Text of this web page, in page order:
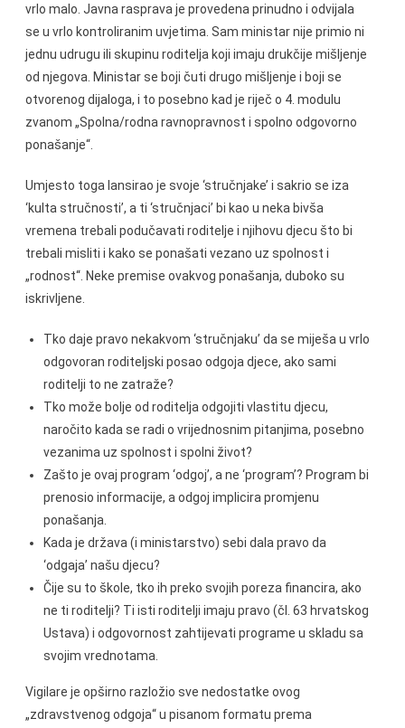
vrlo malo. Javna rasprava je provedena prinudno i odvijala
se u vrlo kontroliranim uvjetima. Sam ministar nije primio ni
jednu udrugu ili skupinu roditelja koji imaju drukčije mišljenje
od njegova. Ministar se boji čuti drugo mišljenje i boji se
otvorenog dijaloga, i to posebno kad je riječ o 4. modulu
zvanom „Spolna/rodna ravnopravnost i spolno odgovorno
ponašanje“.
Umjesto toga lansirao je svoje ‘stručnjake’ i sakrio se iza
‘kulta stručnosti’, a ti ‘stručnjaci’ bi kao u neka bivša
vremena trebali podučavati roditelje i njihovu djecu što bi
trebali misliti i kako se ponašati vezano uz spolnost i
„rodnost“. Neke premise ovakvog ponašanja, duboko su
iskrivljene.
Tko daje pravo nekakvom ‘stručnjaku’ da se miješa u vrlo
odgovoran roditeljski posao odgoja djece, ako sami
roditelji to ne zatraže?
Tko može bolje od roditelja odgojiti vlastitu djecu,
naročito kada se radi o vrijednosnim pitanjima, posebno
vezanima uz spolnost i spolni život?
Zašto je ovaj program ‘odgoj’, a ne ‘program’? Program bi
prenosio informacije, a odgoj implicira promjenu
ponašanja.
Kada je država (i ministarstvo) sebi dala pravo da
‘odgaja’ našu djecu?
Čije su to škole, tko ih preko svojih poreza financira, ako
ne ti roditelji? Ti isti roditelji imaju pravo (čl. 63 hrvatskog
Ustava) i odgovornost zahtijevati programe u skladu sa
svojim vrednotama.
Vigilare je opširno razložio sve nedostatke ovog
„zdravstvenog odgoja“ u pisanom formatu prema